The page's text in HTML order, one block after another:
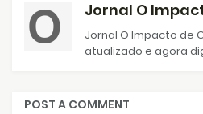
Jornal O
Jornal O Impacto de
atualizado e agora
POST A COMMENT